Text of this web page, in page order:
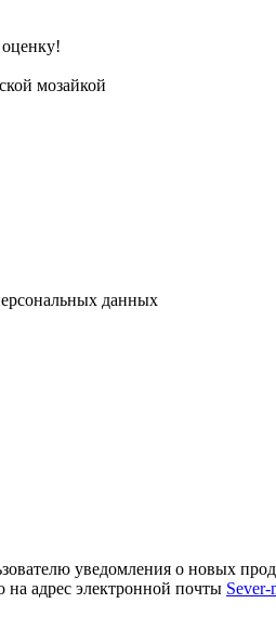
мозайкой
данных
уведомления о новых
адрес электронной почты